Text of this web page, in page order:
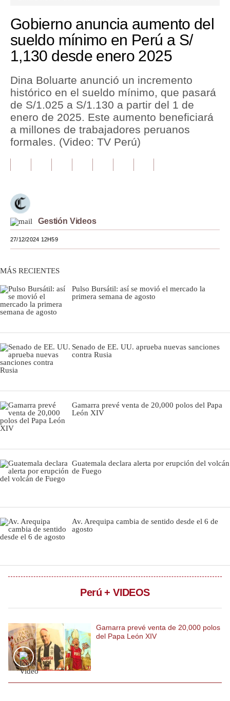
Tu Dinero
Finanzas Personales
Inmobiliarias
Plus G
Opinión
Editorial
Pregunta de hoy
Lujo
Viajes
Mundo
EEUU
España
Tecnología
Club del Suscriptor
Mix
G de Gestión
Notas Contratadas
Videos
Somos?
Términos
Y
Condiciones
Política
De
1
minute,
seconds
Gobierno anuncia aumento del
sueldo mínimo en Perú a S/
1,130 desde enero 2025
Dina Boluarte anunció un incremento
histórico en el sueldo mínimo, que pasará
de S/1.025 a S/1.130 a partir del 1 de
enero de 2025. Este aumento beneficiará
a millones de trabajadores peruanos
formales. (Video: TV Perú)
Gestión Videos
27/12/2024 12H59
MÁS RECIENTES
Pulso Bursátil: así se movió el mercado la
primera semana de agosto
Senado de EE. UU. aprueba nuevas sanciones
contra Rusia
Gamarra prevé venta de 20,000 polos del Papa
León XIV
Guatemala declara alerta por erupción del volcán
de Fuego
Av. Arequipa cambia de sentido desde el 6 de
agosto
Perú + VIDEOS
Gamarra prevé venta de 20,000 polos
del Papa León XIV